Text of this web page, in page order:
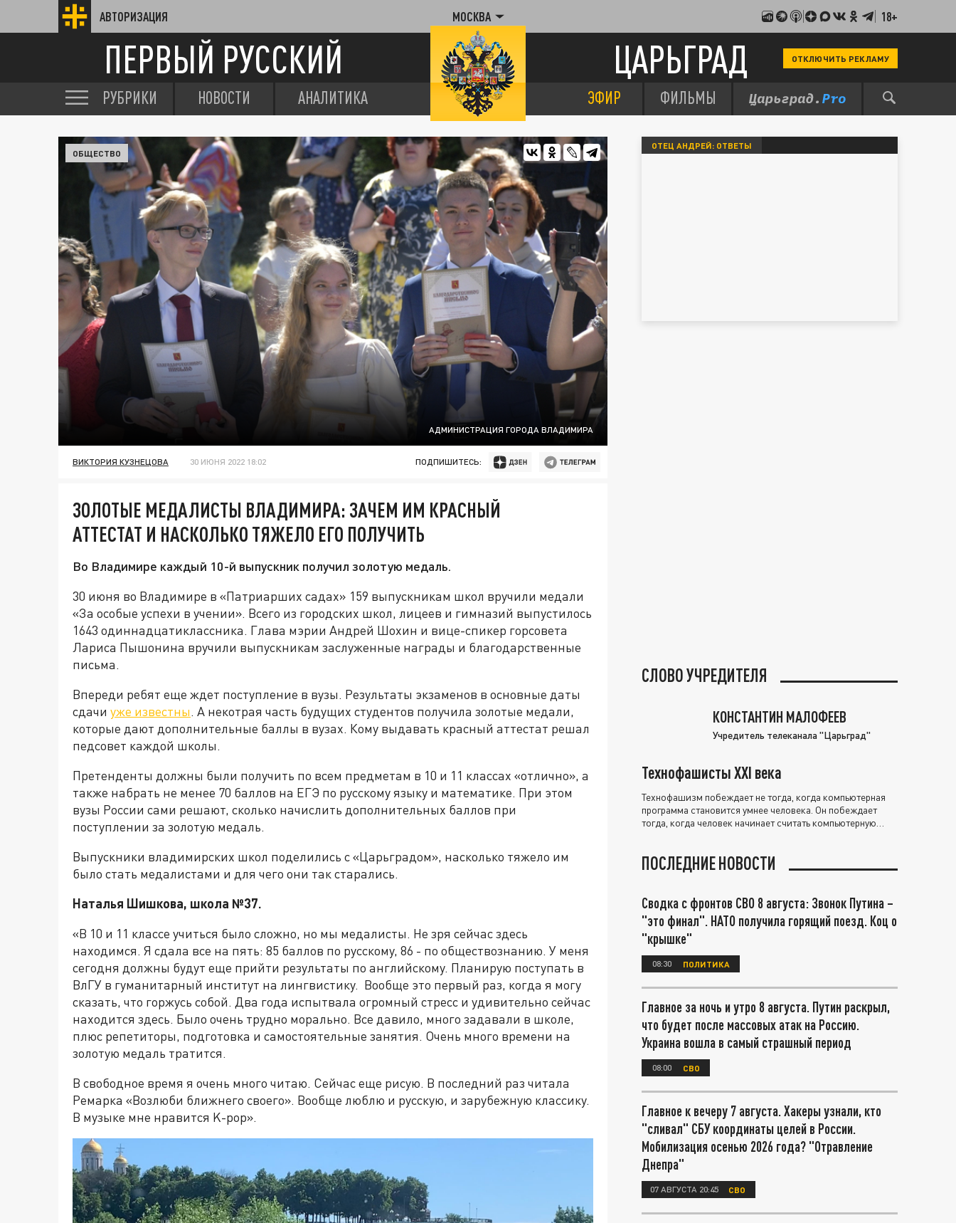
АВТОРИЗАЦИЯ МОСКВА 18+
ПЕРВЫЙ РУССКИЙ ЦАРЬГРАД ОТКЛЮЧИТЬ РЕКЛАМУ
РУБРИКИ НОВОСТИ АНАЛИТИКА ЭФИР ФИЛЬМЫ
АДМИНИСТРАЦИЯ ГОРОДА ВЛАДИМИРА
ОБЩЕСТВО
ВИКТОРИЯ КУЗНЕЦОВА 30 ИЮНЯ 2022 18:02 ПОДПИШИТЕСЬ:
ЗОЛОТЫЕ МЕДАЛИСТЫ ВЛАДИМИРА: ЗАЧЕМ ИМ КРАСНЫЙ
АТТЕСТАТ И НАСКОЛЬКО ТЯЖЕЛО ЕГО ПОЛУЧИТЬ
Во Владимире каждый 10-й выпускник получил золотую медаль.
30 июня во Владимире в «Патриарших садах» 159 выпускникам школ вручили медали
«За особые успехи в учении». Всего из городских школ, лицеев и гимназий выпустилось
1643 одиннадцатиклассника. Глава мэрии Андрей Шохин и вице-спикер горсовета
Лариса Пышонина вручили выпускникам заслуженные награды и благодарственные
письма.
Впереди ребят еще ждет поступление в вузы. Результаты экзаменов в основные даты
сдачи уже известны. А некотрая часть будущих студентов получила золотые медали,
которые дают дополнительные баллы в вузах. Кому выдавать красный аттестат решал
педсовет каждой школы.
Претенденты должны были получить по всем предметам в 10 и 11 классах «отлично», а
также набрать не менее 70 баллов на ЕГЭ по русскому языку и математике. При этом
вузы России сами решают, сколько начислить дополнительных баллов при
поступлении за золотую медаль.
Выпускники владимирских школ поделились с «Царьградом», насколько тяжело им
было стать медалистами и для чего они так старались.
Наталья Шишкова, школа №37.
«В 10 и 11 классе учиться было сложно, но мы медалисты. Не зря сейчас здесь
находимся. Я сдала все на пять: 85 баллов по русскому, 86 - по обществознанию. У меня
сегодня должны будут еще прийти результаты по английскому. Планирую поступать в
ВлГУ в гуманитарный институт на лингвистику. Вообще это первый раз, когда я могу
сказать, что горжусь собой. Два года испытвала огромный стресс и удивительно сейчас
находится здесь. Было очень трудно морально. Все давило, много задавали в школе,
плюс репетиторы, подготовка и самостоятельные занятия. Очень много времени на
золотую медаль тратится.
В свободное время я очень много читаю. Сейчас еще рисую. В последний раз читала
Ремарка «Возлюби ближнего своего». Вообще люблю и русскую, и зарубежную классику.
В музыке мне нравится K-pop».
ОТЕЦ АНДРЕЙ: ОТВЕТЫ
СЛОВО УЧРЕДИТЕЛЯ
КОНСТАНТИН МАЛОФЕЕВ
Учредитель телеканала "Царьград"
Технофашисты XXI века
Технофашизм побеждает не тогда, когда компьютерная
программа становится умнее человека. Он побеждает
тогда, когда человек начинает считать компьютерную
ПОСЛЕДНИЕ НОВОСТИ
Сводка с фронтов СВО 8 августа: Звонок Путина –
"это финал". НАТО получила горящий поезд. Коц о
"крышке"
08:30 ПОЛИТИКА
Главное за ночь и утро 8 августа. Путин раскрыл,
что будет после массовых атак на Россию.
Украина вошла в самый страшный период
08:00 СВО
Главное к вечеру 7 августа. Хакеры узнали, кто
"сливал" СБУ координаты целей в России.
Мобилизация осенью 2026 года? "Отравление
Днепра"
07 АВГУСТА 20:45 СВО